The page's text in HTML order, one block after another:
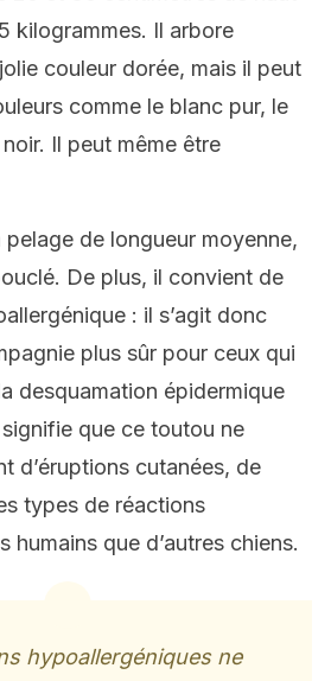
kilogrammes. Il arbore
couleur dorée, mais il peut
comme le blanc pur, le
Il peut même être
de longueur moyenne,
De plus, il convient de
: il s’agit donc
plus sûr pour ceux qui
desquamation épidermique
que ce toutou ne
d’éruptions cutanées, de
types de réactions
humains que d’autres chiens.
hypoallergéniques ne